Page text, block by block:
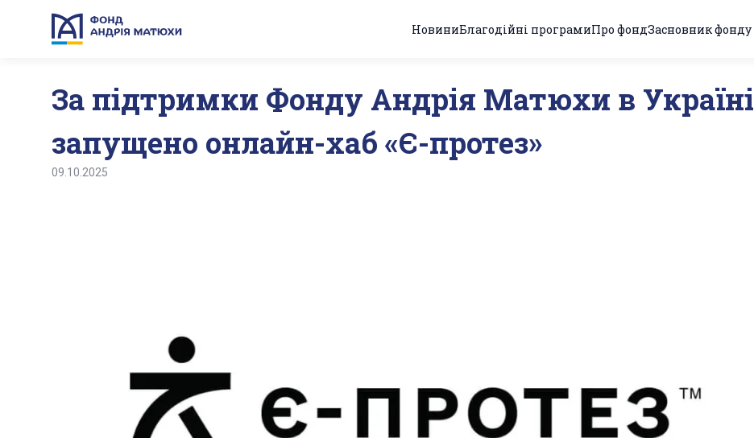
НовиниБлагодійні програмиПро фондЗасновник фонду
За підтримки Фонду Андрія Матюхи в Україні
запущено онлайн-хаб «Є-протез»
09.10.2025